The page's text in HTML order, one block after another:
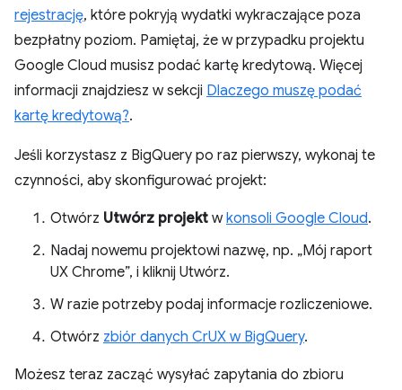
rejestrację, które pokryją wydatki wykraczające poza
bezpłatny poziom. Pamiętaj, że w przypadku projektu
Google Cloud musisz podać kartę kredytową. Więcej
informacji znajdziesz w sekcji Dlaczego muszę podać
kartę kredytową?.
Jeśli korzystasz z BigQuery po raz pierwszy, wykonaj te
czynności, aby skonfigurować projekt:
Otwórz Utwórz projekt wkonsoli Google Cloud.
Nadaj nowemu projektowi nazwę, np. „Mój raport
UX Chrome”, i kliknij Utwórz.
W razie potrzeby podaj informacje rozliczeniowe.
Otwórz zbiór danych CrUX w BigQuery.
Możesz teraz zacząć wysyłać zapytania do zbioru